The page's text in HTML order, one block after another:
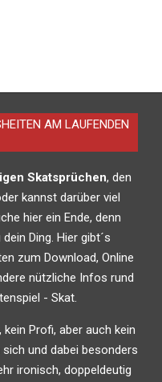
AM LAUFENDEN
Skatsprüchen, den
kannst darüber viel
hier ein Ende, denn
Ding. Hier gibt´s
zum Download, Online
nützliche Infos rund
- Skat.
Profi, aber auch kein
und dabei besonders
ironisch, doppeldeutig